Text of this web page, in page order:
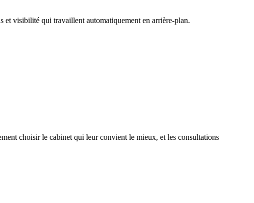
et visibilité qui travaillent automatiquement en arrière-plan.
choisir le cabinet qui leur convient le mieux, et les consultations